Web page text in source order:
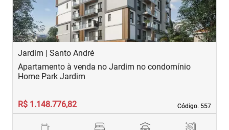
Jardim | Santo André
Código. 557
Código. 557
Apartamento à venda no Jardim no condomínio
Home Park Jardim
R$ 1.148.776,82